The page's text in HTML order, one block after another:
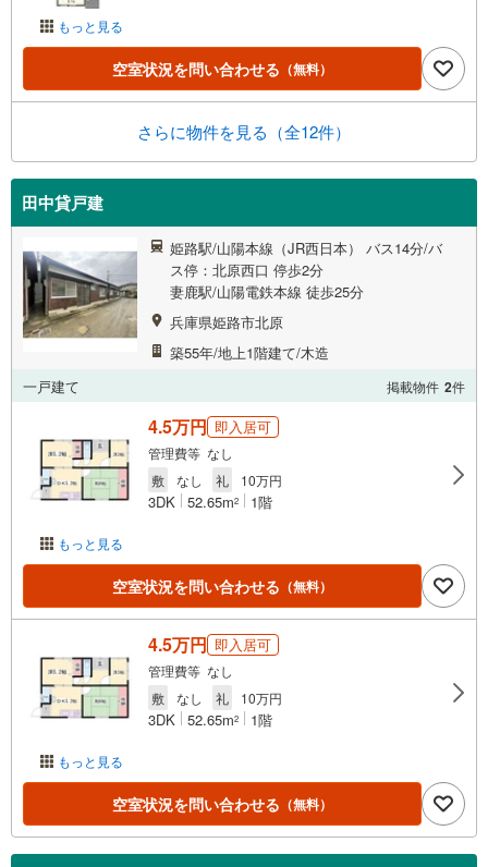
もっと見る
空室状況を問い合わせる （無料）
さらに物件を見る（全12件）
田中貸戸建
姫路駅/山陽本線（JR西日本） バス14分/バ
ス停：北原西口 停歩2分
妻鹿駅/山陽電鉄本線 徒歩25分
兵庫県姫路市北原
築55年/地上1階建て/木造
一戸建て
掲載物件 2件
もっと見る
4.5万円 即入居可
管理費等 なし
敷
なし 礼 10万円
3DK 52.65m2 1階
空室状況を問い合わせる （無料）
もっと見る
4.5万円 即入居可
管理費等 なし
敷
なし 礼 10万円
3DK 52.65m2 1階
空室状況を問い合わせる （無料）